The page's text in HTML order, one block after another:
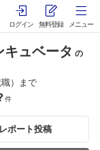
ログイン 無料登録 メニュー
ュベータ の
）まで
件
レポート投稿